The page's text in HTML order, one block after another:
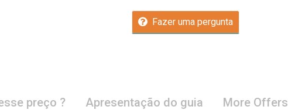
Fazer uma pergunta
preço ? Apresentação do guia More Offers